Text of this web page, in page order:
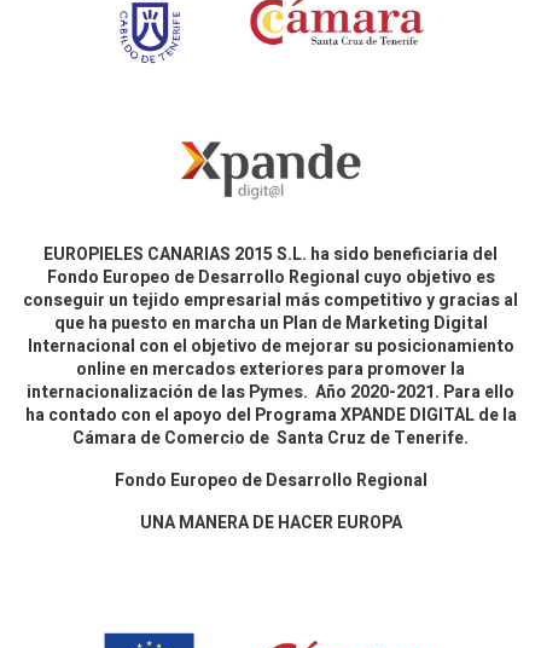
EUROPIELES CANARIAS 2015 S.L. ha sido beneficiaria del
Fondo Europeo de Desarrollo Regional cuyo objetivo es
conseguir un tejido empresarial más competitivo y gracias al
que ha puesto en marcha un Plan de Marketing Digital
Internacional con el objetivo de mejorar su posicionamiento
online en mercados exteriores para promover la
internacionalización de las Pymes. Año 2020-2021. Para ello
ha contado con el apoyo del Programa XPANDE DIGITAL de la
Cámara de Comercio de Santa Cruz de Tenerife.
Fondo Europeo de Desarrollo Regional
UNA MANERA DE HACER EUROPA